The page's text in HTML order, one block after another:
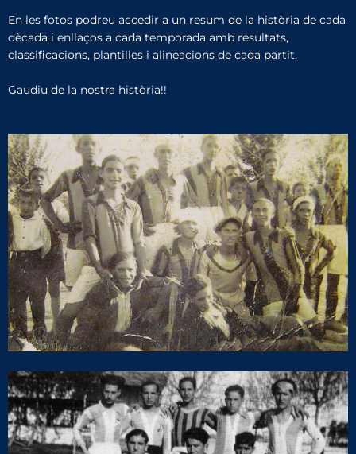
En les fotos podreu accedir a un resum de la història de cada
dècada i enllaços a cada temporada amb resultats,
classificacions, plantilles i alineacions de cada partit.
Gaudiu de la nostra història!!